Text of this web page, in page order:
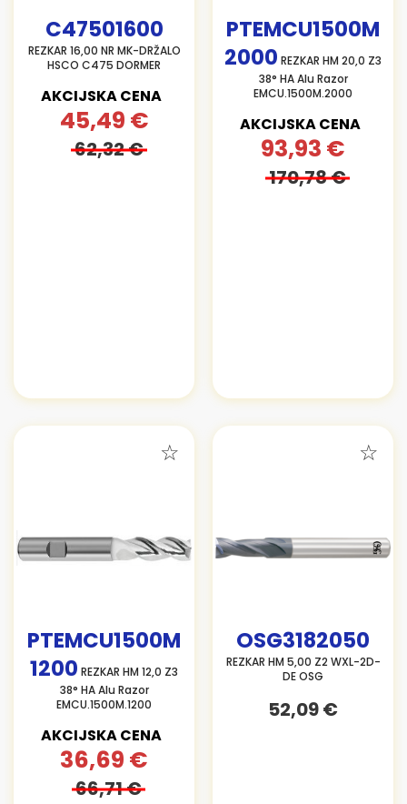
C47501600
REZKAR 16,00 NR MK-DRŽALO
HSCO C475 DORMER
AKCIJSKA CENA
45,49 €
62,32 €
PTEMCU1500M
2000 REZKAR HM 20,0 Z3
38° HA Alu Razor
EMCU.1500M.2000
AKCIJSKA CENA
93,93 €
170,78 €
PTEMCU1500M
1200 REZKAR HM 12,0 Z3
38° HA Alu Razor
EMCU.1500M.1200
AKCIJSKA CENA
36,69 €
66,71 €
OSG3182050
REZKAR HM 5,00 Z2 WXL-2D-
DE OSG
52,09 €